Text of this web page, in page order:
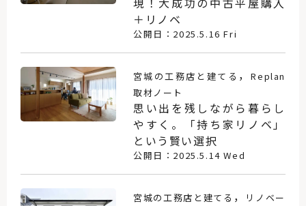
＋リノベ
公開日：2025.5.16 Fri
宮城の工務店と建てる ，Replan
取材ノート
思い出を残しながら暮らし
やすく。「持ち家リノベ」
という賢い選択
公開日：2025.5.14 Wed
宮城の工務店と建てる ，
リノベー